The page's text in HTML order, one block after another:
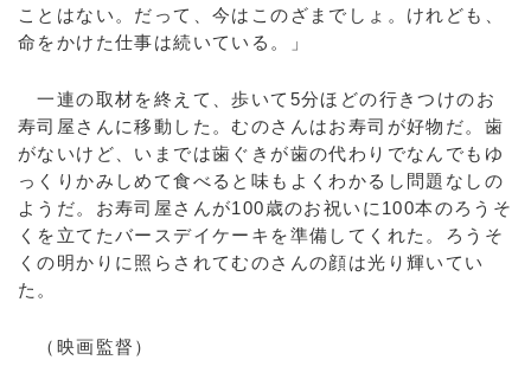
ことはない。だって、今はこのざまでしょ。けれども、
命をかけた仕事は続いている。」
一連の取材を終えて、歩いて5分ほどの行きつけのお
寿司屋さんに移動した。むのさんはお寿司が好物だ。歯
がないけど、いまでは歯ぐきが歯の代わりでなんでもゆ
っくりかみしめて食べると味もよくわかるし問題なしの
ようだ。お寿司屋さんが100歳のお祝いに100本のろうそ
くを立てたバースデイケーキを準備してくれた。ろうそ
くの明かりに照らされてむのさんの顔は光り輝いてい
た。
（映画監督）